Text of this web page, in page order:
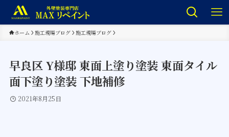
ホーム 施工現場ブログ 施工現場ブログ
早良区 Y様邸 東面上塗り塗装 東面タイル
面下塗り塗装 下地補修
2021年8月25日